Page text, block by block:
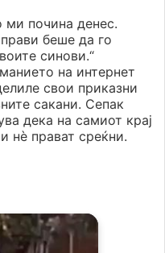
ми почина денес.
беше да го
синови.“
на интернет
свои приказни
сакани. Сепак
дека на самиот крај
нѐ прават среќни.